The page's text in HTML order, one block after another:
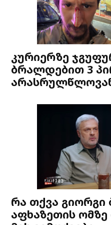
კურიერზე
ბრალდებით 3
რა თქვა გიორგი
აფხაზეთის